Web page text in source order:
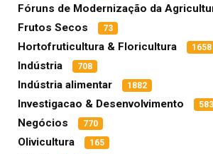
Fóruns de Modernização da
Frutos Secos 73
Hortofruticultura & Floricultura 1658
Indústria 708
Indústria alimentar 1882
Investigacao & Desenvolvimento 583
Negócios 770
Olivicultura 165